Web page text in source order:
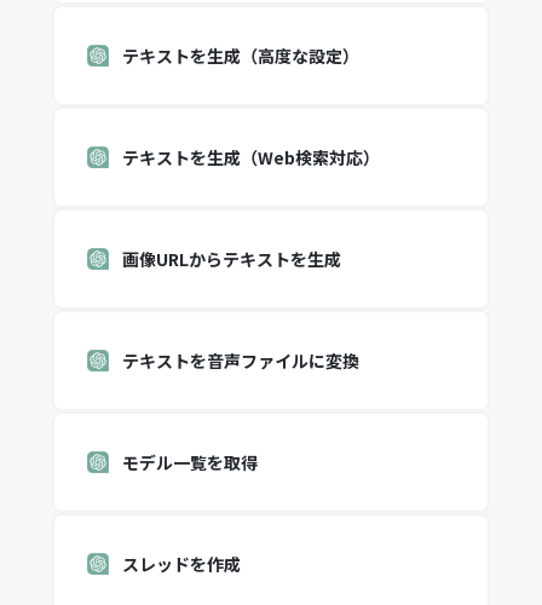
テキストを生成（高度な設定）
テキストを生成（Web検索対応）
画像URLからテキストを生成
テキストを音声ファイルに変換
モデル一覧を取得
スレッドを作成